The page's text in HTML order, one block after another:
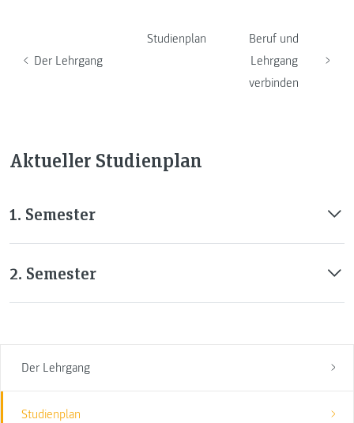
Der Lehrgang
Studienplan
Beruf und
Lehrgang
verbinden
Der Lehrgang
Studienplan
Aktueller Studienplan
1. Semester
2. Semester